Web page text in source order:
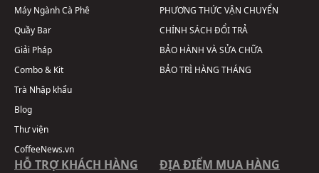
Máy Ngành Cà Phê
Quầy Bar
Giải Pháp
Combo & Kit
Trà Nhập khẩu
Blog
Thư viện
CoffeeNews.vn
PHƯƠNG THỨC VẬN CHUYỂN
CHÍNH SÁCH ĐỔI TRẢ
BẢO HÀNH VÀ SỬA CHỮA
BẢO TRÌ HÀNG THÁNG
HỖ TRỢ KHÁCH HÀNG ĐỊA ĐIỂM MUA HÀNG